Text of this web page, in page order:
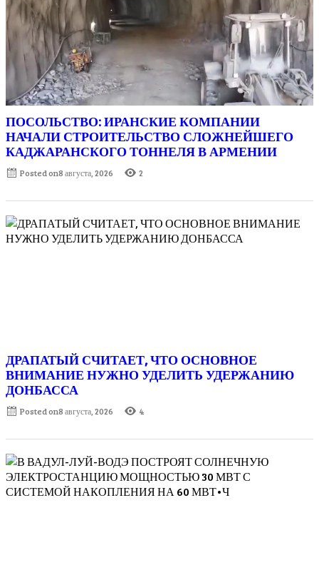
ПОСОЛЬСТВО: ИРАНСКИЕ КОМПАНИИ
НАЧАЛИ СТРОИТЕЛЬСТВО СЛОЖНЕЙШЕГО
КАДЖАРАНСКОГО ТОННЕЛЯ В АРМЕНИИ
Posted on8 августа, 2026 2
ДРАПАТЫЙ СЧИТАЕТ, ЧТО ОСНОВНОЕ
ВНИМАНИЕ НУЖНО УДЕЛИТЬ УДЕРЖАНИЮ
ДОНБАССА
Posted on8 августа, 2026 4